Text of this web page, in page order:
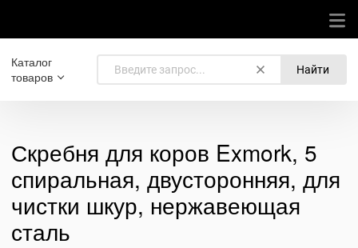
Каталог
товаров
Найти
Скребня для коров Exmork, 5
спиральная, двусторонняя, для
чистки шкур, нержавеющая
сталь